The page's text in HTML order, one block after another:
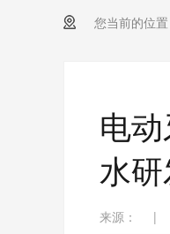
您当前的位置
电
水
来源： |